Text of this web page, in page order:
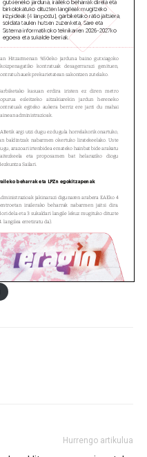
Hurrengo artikulua